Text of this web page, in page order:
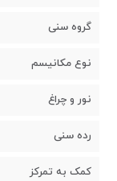
گروه سنی
نوع مکانیسم
نور و چراغ
رده سنی
کمک به تمرکز